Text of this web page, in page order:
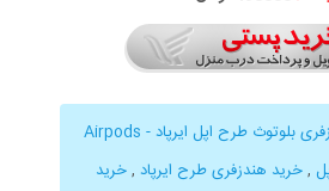
خرید هندزفری بلوتوث طرح اپل ایرپاد - Airpods
,خرید هندزفری طرح ایرپاد ,خرید